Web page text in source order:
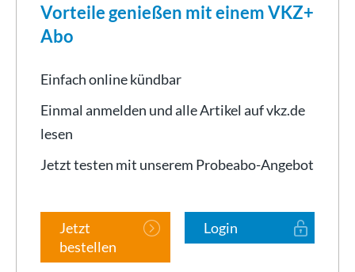
Vorteile genießen mit einem VKZ+
Abo
Einfach online kündbar
Einmal anmelden und alle Artikel auf vkz.de
lesen
Jetzt testen mit unserem Probeabo-Angebot
Jetzt
bestellen
Login